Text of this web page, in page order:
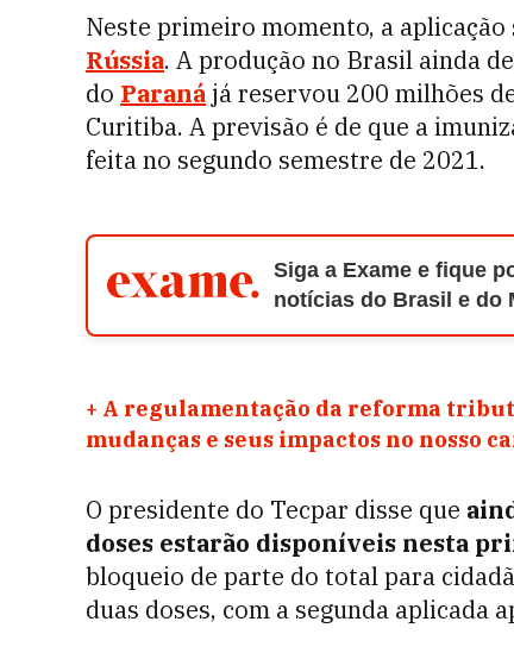
Neste primeiro momento, a
Rússia. A produção no Brasil ainda
do Paranájá reservou 200 milhões
Curitiba. A previsão é de que a
feita no segundo semestre de 2021.
Siga a Exame e fique
notícias do Brasil e do
+ A regulamentação da reforma
mudanças e seus impactos no nosso
O presidente do Tecpar disse que
doses estarão disponíveis nesta
bloqueio de parte do total para
duas doses, com a segunda aplicada